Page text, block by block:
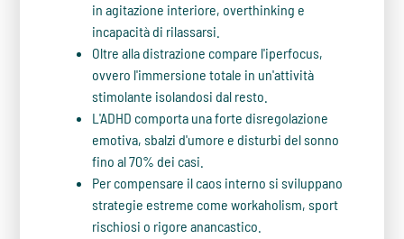
in agitazione interiore, overthinking e
incapacità di rilassarsi.
Oltre alla distrazione compare l'iperfocus,
ovvero l'immersione totale in un'attività
stimolante isolandosi dal resto.
L'ADHD comporta una forte disregolazione
emotiva, sbalzi d'umore e disturbi del sonno
fino al 70% dei casi.
Per compensare il caos interno si sviluppano
strategie estreme come workaholism, sport
rischiosi o rigore anancastico.